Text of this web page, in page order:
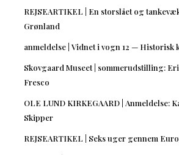
REJSEARTIKEL | En storslået og
Grønland
anmeldelse | Vidnet i vogn 12 — Historisk
Skovgaard Museet | sommerudstilling:
Fresco
OLE LUND KIRKEGAARD | Anmeldelse:
Skipper
REJSEARTIKEL | Seks uger gennem